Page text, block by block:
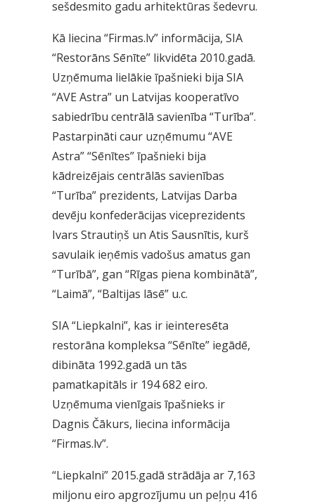
sešdesmito gadu arhitektūras šedevru.
Kā liecina “Firmas.lv” informācija, SIA
“Restorāns Sēnīte” likvidēta 2010.gadā.
Uzņēmuma lielākie īpašnieki bija SIA
“AVE Astra” un Latvijas kooperatīvo
sabiedrību centrālā savienība “Turība”.
Pastarpināti caur uzņēmumu “AVE
Astra” “Sēnītes” īpašnieki bija
kādreizējais centrālās savienības
“Turība” prezidents, Latvijas Darba
devēju konfederācijas viceprezidents
Ivars Strautiņš un Atis Sausnītis, kurš
savulaik ieņēmis vadošus amatus gan
“Turībā”, gan “Rīgas piena kombinātā”,
“Laimā”, “Baltijas lāsē” u.c.
SIA “Liepkalni”, kas ir ieinteresēta
restorāna kompleksa “Sēnīte” iegādē,
dibināta 1992.gadā un tās
pamatkapitāls ir 194 682 eiro.
Uzņēmuma vienīgais īpašnieks ir
Dagnis Čākurs, liecina informācija
“Firmas.lv”.
“Liepkalni” 2015.gadā strādāja ar 7,163
miljonu eiro apgrozījumu un peļņu 416